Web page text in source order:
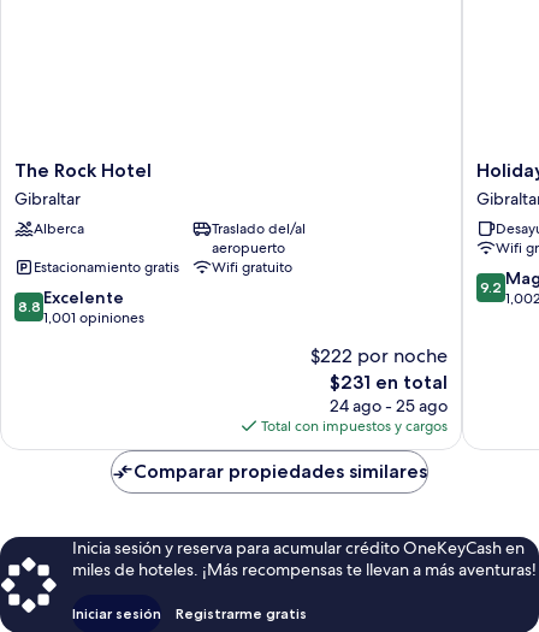
The
Rock
Hotel
Gibraltar
The Rock Hotel
Gibraltar
Alberca
Traslado del/al
aeropuerto
Estacionamiento gratis
Wifi gratuito
8.8
de
8.8 Excelente
1,001 opiniones
$222 por noche
El
precio
actual
es
de
$231
$231 en total
24 ago - 25 ago
Total con impuestos y cargos
Holiday
Inn
Express
by
IHG
Wifi
9.2
de
9.2
Comparar propiedades similares
Inicia sesión y reserva para acumular crédito OneKeyCash en
miles de hoteles. ¡Más recompensas te llevan a más aventuras!
Iniciar sesión Registrarme gratis